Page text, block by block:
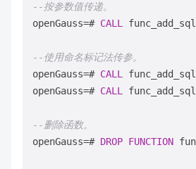
--按参数值传递。
openGauss=# CALL
--使用命名标记法传参。
openGauss=# CALL
openGauss=# CALL
--删除函数。
openGauss=# DROP FUNCTION